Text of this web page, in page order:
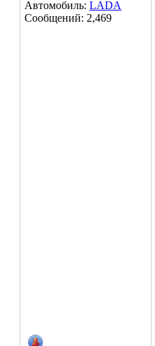
Автомобиль: LADA
Сообщений: 2,469